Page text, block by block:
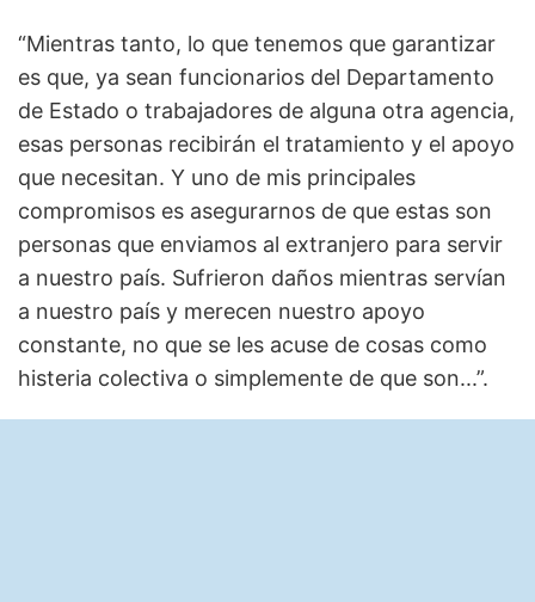
“Mientras tanto, lo que tenemos que garantizar
es que, ya sean funcionarios del Departamento
de Estado o trabajadores de alguna otra agencia,
esas personas recibirán el tratamiento y el apoyo
que necesitan. Y uno de mis principales
compromisos es asegurarnos de que estas son
personas que enviamos al extranjero para servir
a nuestro país. Sufrieron daños mientras servían
a nuestro país y merecen nuestro apoyo
constante, no que se les acuse de cosas como
histeria colectiva o simplemente de que son...”.